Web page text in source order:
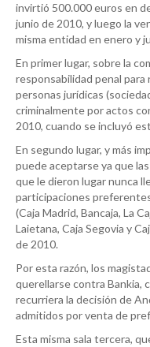
invirtió 500.000 euros en
junio de 2010, y luego la
misma entidad en enero y
En primer lugar, sobre la
responsabilidad penal
personas jurídicas
criminalmente por actos
2010, cuando se incluyó
En segundo lugar, y más
puede aceptarse ya que
que le dieron lugar nunca
participaciones
(Caja Madrid, Bancaja, La
Laietana, Caja Segovia y
de 2010.
Por esta razón, los
querellarse contra Bankia,
recurriera la decisión de
admitidos por venta de
Esta misma sala tercera,